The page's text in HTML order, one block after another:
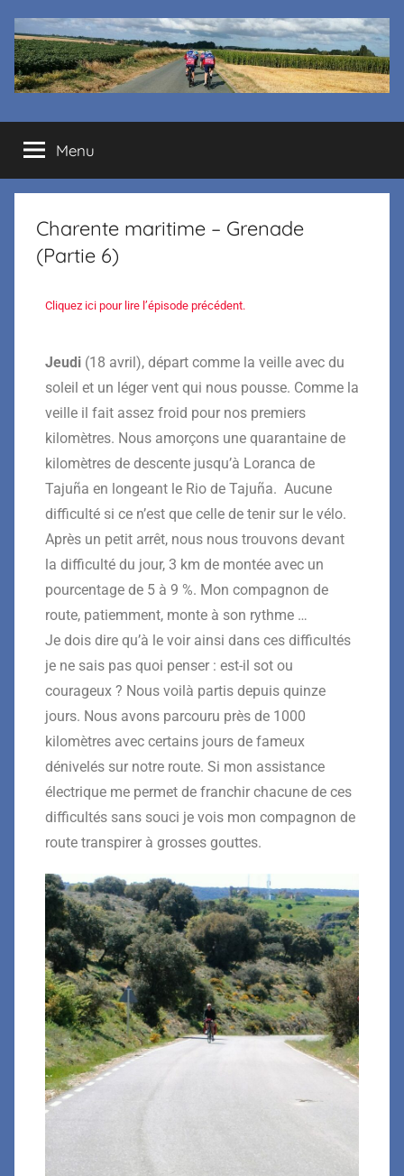
Cyclo
club
La
Margelle
Menu
Charente maritime – Grenade
(Partie 6)
Cliquez ici pour lire l’épisode précédent.
Jeudi (18 avril), départ comme la veille avec du
soleil et un léger vent qui nous pousse. Comme la
veille il fait assez froid pour nos premiers
kilomètres. Nous amorçons une quarantaine de
kilomètres de descente jusqu’à Loranca de
Tajuña en longeant le Rio de Tajuña. Aucune
difficulté si ce n’est que celle de tenir sur le vélo.
Après un petit arrêt, nous nous trouvons devant
la difficulté du jour, 3 km de montée avec un
pourcentage de 5 à 9 %. Mon compagnon de
route, patiemment, monte à son rythme …
Je dois dire qu’à le voir ainsi dans ces difficultés
je ne sais pas quoi penser : est-il sot ou
courageux ? Nous voilà partis depuis quinze
jours. Nous avons parcouru près de 1000
kilomètres avec certains jours de fameux
dénivelés sur notre route. Si mon assistance
électrique me permet de franchir chacune de ces
difficultés sans souci je vois mon compagnon de
route transpirer à grosses gouttes.